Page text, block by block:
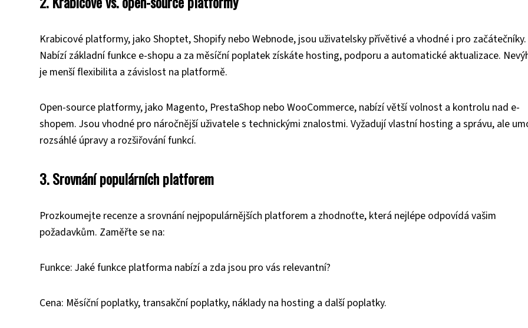
Krabicové platformy, jako Shoptet, Shopify nebo Webnode, jsou uživatelsky přívětivé a vhodné i pro začátečníky.
Nabízí základní funkce e-shopu a za měsíční poplatek získáte hosting, podporu a automatické aktualizace.
je menší flexibilita a závislost na platformě.
Open-source platformy, jako Magento, PrestaShop nebo WooCommerce, nabízí větší volnost a kontrolu nad e-
shopem. Jsou vhodné pro náročnější uživatele s technickými znalostmi. Vyžadují vlastní hosting a správu, ale
rozsáhlé úpravy a rozšiřování funkcí.
3. Srovnání populárních platforem
Prozkoumejte recenze a srovnání nejpopulárnějších platforem a zhodnoťte, která nejlépe odpovídá vašim
požadavkům. Zaměřte se na:
Funkce: Jaké funkce platforma nabízí a zda jsou pro vás relevantní?
Cena: Měsíční poplatky, transakční poplatky, náklady na hosting a další poplatky.